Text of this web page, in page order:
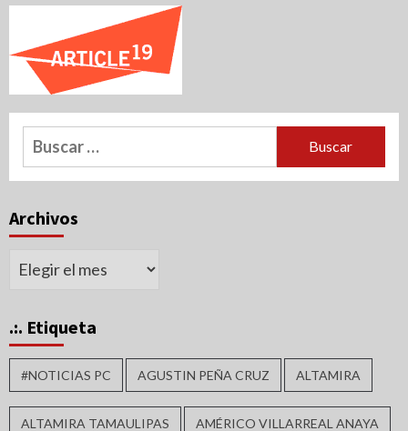
Buscar:
Archivos
Archivos
.:. Etiqueta
#NOTICIAS PC AGUSTIN PEÑA CRUZ ALTAMIRA
ALTAMIRA TAMAULIPAS AMÉRICO VILLARREAL ANAYA